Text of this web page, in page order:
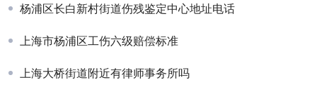
杨浦区长白新村街道伤残鉴定中心地址电话
上海市杨浦区工伤六级赔偿标准
上海大桥街道附近有律师事务所吗